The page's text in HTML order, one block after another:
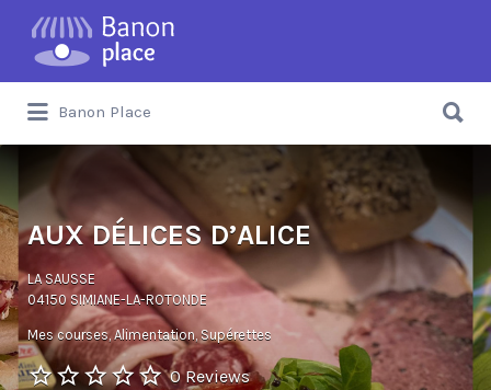
Banon Place
AUX DÉLICES D’ALICE
LA SAUSSE
04150 SIMIANE-LA-ROTONDE
Mes courses Alimentation, Supérettes
0 Reviews